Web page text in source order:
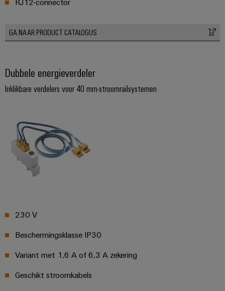
GA NAAR PRODUCT CATALOGUS
Dubbele energieverdeler
Inklikbare verdelers voor 40 mm-stroomrailsystemen
230 V
Beschermingsklasse IP30
Variant met 1,6 A of 6,3 A zekering
Geschikt stroomkabels